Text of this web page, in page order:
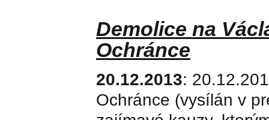
Demolice na
Ochránce
20.12.2013:
Ochránce (vysílán v